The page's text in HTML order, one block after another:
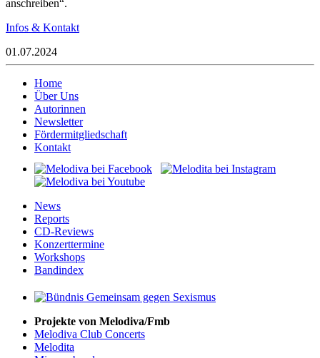
anschreiben“.
Infos & Kontakt
01.07.2024
Home
Über Uns
Autorinnen
Newsletter
Fördermitgliedschaft
Kontakt
News
Reports
CD-Reviews
Konzerttermine
Workshops
Bandindex
Projekte von Melodiva/Fmb
Melodiva Club Concerts
Melodita